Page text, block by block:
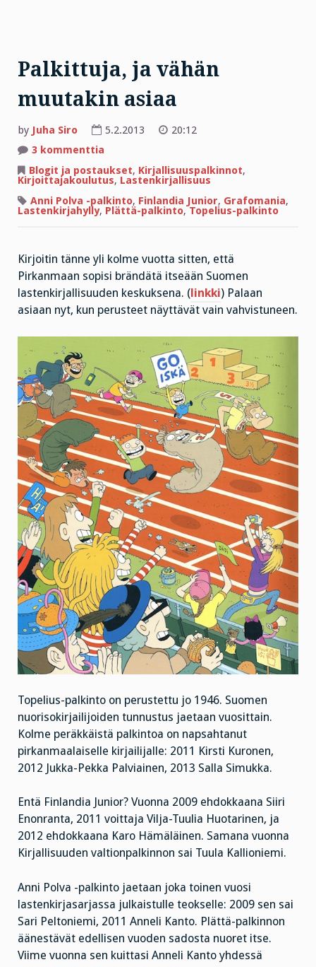
Palkittuja, ja vähän
muutakin asiaa
by Juha Siro 5.2.2013
20:12
3 kommenttia
ja
vähän
muutakin
asiaa
Blogit ja postaukset, Kirjallisuuspalkinnot,
Kirjoittajakoulutus, Lastenkirjallisuus
Anni Polva -palkinto, Finlandia Junior, Grafomania,
Lastenkirjahylly, Plättä-palkinto,Topelius-palkinto
Kirjoitin tänne yli kolme vuotta sitten, että
Pirkanmaan sopisi brändätä itseään Suomen
lastenkirjallisuuden keskuksena. ( linkki) Palaan
asiaan nyt, kun perusteet näyttävät vain vahvistuneen.
Topelius-palkinto on perustettu jo 1946. Suomen
nuorisokirjailijoiden tunnustus jaetaan vuosittain.
Kolme peräkkäistä palkintoa on napsahtanut
pirkanmaalaiselle kirjailijalle: 2011 Kirsti Kuronen,
2012 Jukka-Pekka Palviainen, 2013 Salla Simukka.
Entä Finlandia Junior? Vuonna 2009 ehdokkaana Siiri
Enonranta, 2011 voittaja Vilja-Tuulia Huotarinen, ja
2012 ehdokkaana Karo Hämäläinen. Samana vuonna
Kirjallisuuden valtionpalkinnon sai Tuula Kallioniemi.
Anni Polva -palkinto jaetaan joka toinen vuosi
lastenkirjasarjassa julkaistulle teokselle: 2009 sen sai
Sari Peltoniemi, 2011 Anneli Kanto. Plättä-palkinnon
äänestävät edellisen vuoden sadosta nuoret itse.
Viime vuonna sen kuittasi Anneli Kanto yhdessä